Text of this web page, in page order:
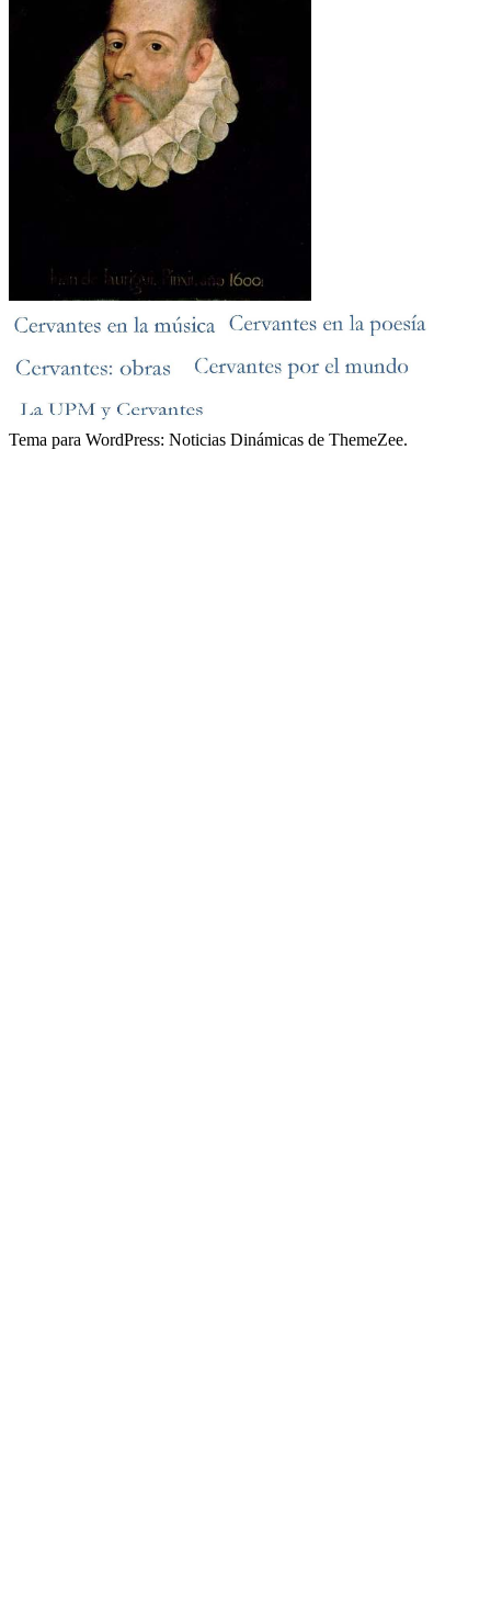
Tema para WordPress: Noticias Dinámicas de ThemeZee.